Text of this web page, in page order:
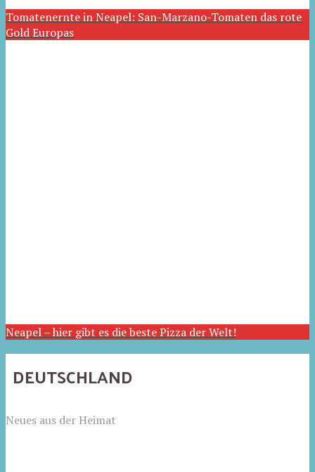
Tomatenernte in Neapel: San-Marzano-Tomaten das rote
Gold Europas
Neapel – hier gibt es die beste Pizza der Welt!
DEUTSCHLAND
Neues aus der Heimat